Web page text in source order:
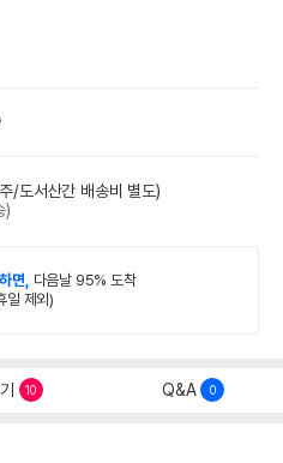
/도서산간 배송비 별도)
)
면, 다음날 95% 도착
일 제외)
10 Q&A 0